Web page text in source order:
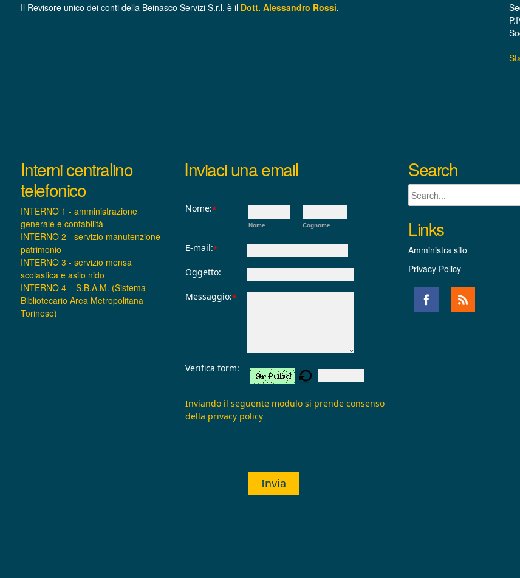
Il Revisore unico dei conti della Beinasco Servizi S.r.l. è il Dott. Alessandro Rossi.
Interni centralino
telefonico
INTERNO 1 - amministrazione
generale e contabilità
INTERNO 2 - servizio manutenzione
patrimonio
INTERNO 3 - servizio mensa
scolastica e asilo nido
INTERNO 4 – S.B.A.M. (Sistema
Bibliotecario Area Metropolitana
Torinese)
Inviaci una email
Nome:*
Nome Cognome
E-mail:*
Oggetto:
Messaggio:*
Verifica form:
Inviando il seguente modulo si prende consenso
della privacy policy
Invia
Search
Links
Amministra sito
Privacy Policy